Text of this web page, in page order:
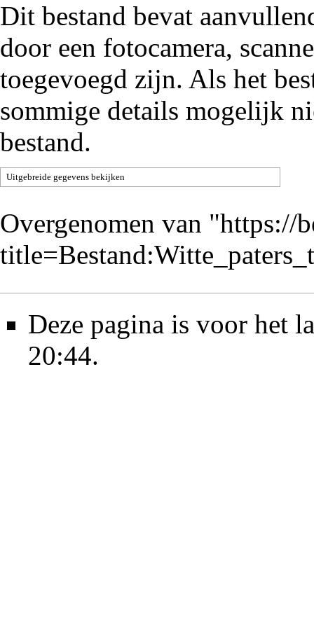
Dit bestand bevat
door een fotocamera,
toegevoegd zijn. Als het
sommige details mogelijk
bestand.
Uitgebreide gegevens bekijken
Overgenomen van "https://
Deze pagina is voor het
20:44.